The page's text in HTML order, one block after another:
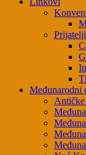
Međunarodni
Antičke